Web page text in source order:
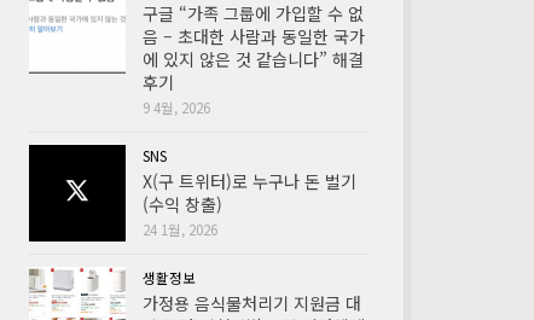
구글 “가족 그룹에 가입할 수 없
음 – 초대한 사람과 동일한 국가
에 있지 않은 것 같습니다” 해결
후기
9 4월, 2026
SNS
X(구 트위터)로 누구나 돈 벌기
(수익 창출)
24 1월, 2026
생활정보
가정용 음식물처리기 지원금 대